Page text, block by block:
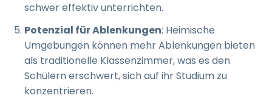
schwer effektiv unterrichten.
Potenzial für Ablenkungen: Heimische
Umgebungen können mehr Ablenkungen bieten
als traditionelle Klassenzimmer, was es den
Schülern erschwert, sich auf ihr Studium zu
konzentrieren.